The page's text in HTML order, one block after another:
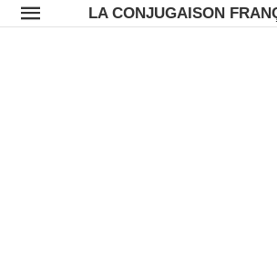
LA CONJUGAISON